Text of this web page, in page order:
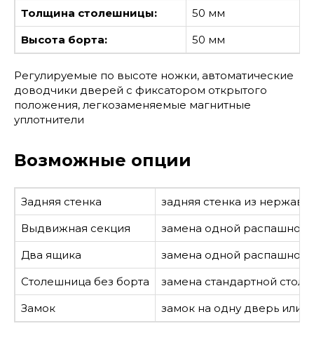
Толщина столешницы:
50 мм
Высота борта:
50 мм
Регулируемые по высоте ножки, автоматические
доводчики дверей с фиксатором открытого
положения, легкозаменяемые магнитные
уплотнители
Возможные опции
Задняя стенка
задняя стенка из
Выдвижная секция
замена одной
Два ящика
замена одной распашной
Столешница без борта
замена стандартной
Замок
замок на одну дверь или